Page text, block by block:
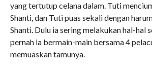
yang tertutup celana dalam. Tuti
Shanti, dan Tuti puas sekali dengan
Shanti. Dulu ia sering melakukan hal-hal
pernah ia bermain-main bersama 4
memuaskan tamunya.